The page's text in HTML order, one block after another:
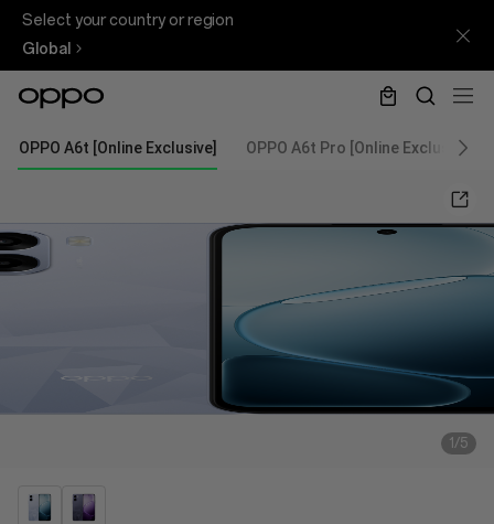
Select your country or region
Global
OPPO A6t [Online Exclusive] OPPO A6t Pro [Online Exclusive]
1/5